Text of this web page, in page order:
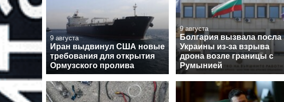
9 августа
Иран выдвинул США новые
требования для открытия
Ормузского пролива
9 августа
Болгария вызвала посла
Украины из-за взрыва
дрона возле границы с
Румынией